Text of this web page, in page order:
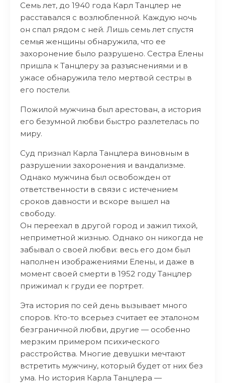
Семь лет, до 1940 года Карл Танцлер не
расставался с возлюбленной. Каждую ночь
он спал рядом с ней. Лишь семь лет спустя
семья женщины обнаружила, что ее
захоронение было разрушено. Сестра Елены
пришла к Танцлеру за разъяснениями и в
ужасе обнаружила тело мертвой сестры в
его постели.
Пожилой мужчина был арестован, а история
его безумной любви быстро разлетелась по
миру.
Суд признал Карла Танцлера виновным в
разрушении захоронения и вандализме.
Однако мужчина был освобожден от
ответственности в связи с истечением
сроков давности и вскоре вышел на
свободу.
Он переехал в другой город и зажил тихой,
неприметной жизнью. Однако он никогда не
забывал о своей любви: весь его дом был
наполнен изображениями Елены, и даже в
момент своей смерти в 1952 году Танцлер
прижимал к груди ее портрет.
Эта история по сей день вызывает много
споров. Кто-то всерьез считает ее эталоном
безграничной любви, другие — особенно
мерзким примером психического
расстройства. Многие девушки мечтают
встретить мужчину, который будет от них без
ума. Но история Карла Танцлера —